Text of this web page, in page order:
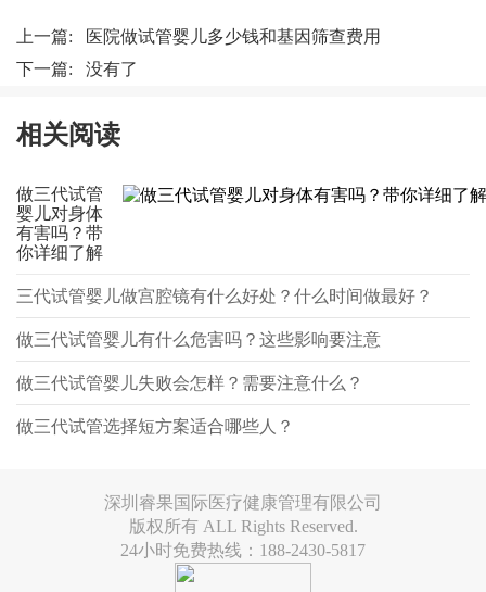
上一篇:
医院做试管婴儿多少钱和基因筛查费用
下一篇: 没有了
相关阅读
做三代试管
婴儿对身体
有害吗？带
你详细了解
三代试管婴儿做宫腔镜有什么好处？什么时间做最好？
做三代试管婴儿有什么危害吗？这些影响要注意
做三代试管婴儿失败会怎样？需要注意什么？
做三代试管选择短方案适合哪些人？
深圳睿果国际医疗健康管理有限公司
版权所有 ALL Rights Reserved.
24小时免费热线：188-2430-5817